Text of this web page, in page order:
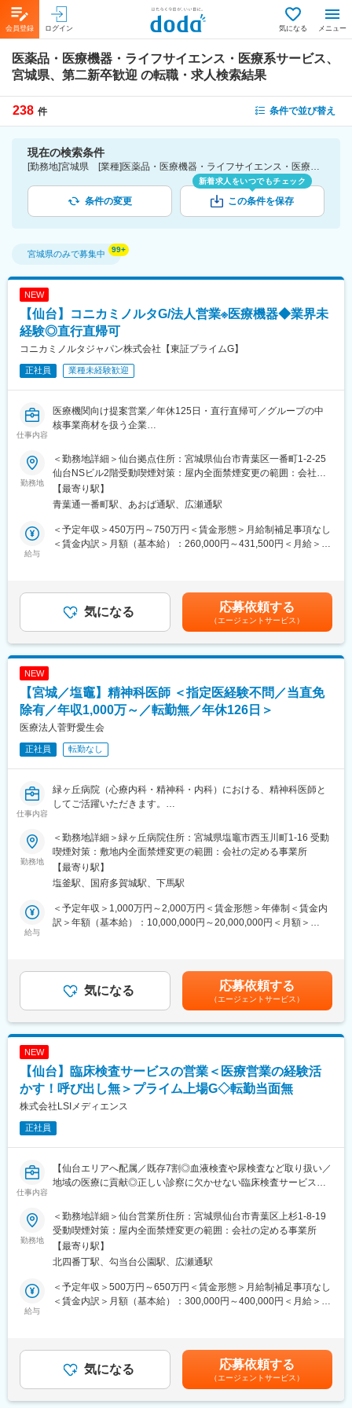
会員登録 ログイン 気になる メニュー
医薬品・医療機器・ライフサイエンス・医療系サービス、
宮城県、第二新卒歓迎 の転職・求人検索結果
238 件 条件で並び替え
現在の検索条件
[勤務地]宮城県 [業種]医薬品・医療機器・ライフサイエンス・医療系サービス [詳細条件](募集・採用情報)第二新卒歓迎
条件の変更
新着求人をいつでもチェック
この条件を保存
宮城県のみで募集中
NEW
【仙台】コニカミノルタG/法人営業※医療機器◆業界未
経験◎直行直帰可
コニカミノルタジャパン株式会社【東証プライムG】
正社員 業種未経験歓迎
仕事内容
医療機関向け提案営業／年休125日・直行直帰可／グループの中
核事業商材を扱う企業
担当エリアの病院や代理店向けに、健康診断やレントゲン検査、
エコー検査などで使われる診断機器・医療機器の提案をお任せし
ます。
※1日に5～6件の病院、クリニックを訪問
■担当商材
国内市場でトップクラスのシェアを誇るレントゲン機器「カセッ
テ型DR」など、業界でも注目されている動態解析等の最新のソリ
テムなど
■1日の流れ（一例）
18：00～ Eクリニックで商談
18：30～ 自宅へ直帰
■キャリアパス：
担っていただくことも期待しています。
チャレンジが可能です。
また、開催期間は不定期となりますがグループ企業を横断した公
■業界未経験でも安心
入社後1週間のオリエンテーションを実施し、その後は支店の営業
メンバーに同行していただきます。
また、定期的に製品の勉強会も実施し、知識のアップデートが可
過去入社者には、アパレル業界の法人営業・リハビリ関連の営業
経験者などがおり、業界未経験でもしっかりご活躍いただける環
である情報機器、医療機器、産業用計測機器などの販売・サービ
ス提供を行う日本国内の事業会社です。オフィスや医療など様々
なお客様との接点を担いデジタルイメージング（画像・データ）
No.1の「カラー複合機」や世界トップクラスのシェアの「デジタ
機器「カセッテ型DR」などを取り扱っております。
変更の範囲：会社の定める業務
勤務地
＜勤務地詳細＞仙台拠点住所：宮城県仙台市青葉区一番町1-2-25
仙台NSビル2階受動喫煙対策：屋内全面禁煙変更の範囲：会社の
定める事業所
【最寄り駅】
青葉通一番町駅、あおば通駅、広瀬通駅
給与
＜予定年収＞450万円～750万円＜賃金形態＞月給制補足事項なし
＜賃金内訳＞月額（基本給）：260,000円～431,500円＜月給＞
目安の金額であり、選考を通じて上下する可能性があります。月
給(月額)は固定手当を含めた表記です。
気になる 応募依頼する
（エージェントサービス）
NEW
【宮城／塩竈】精神科医師 ＜指定医経験不問／当直免
除有／年収1,000万～／転勤無／年休126日＞
医療法人菅野愛生会
正社員 転勤なし
仕事内容
緑ヶ丘病院（心療内科・精神科・内科）における、精神科医師と
してご活躍いただきます。
（1）外来担当がある日：
・外来3コマ（新患外来1コマ・再来外来2コマ）／病棟管理（主
治医として担当していただきます）
・半日で5～20名の外来患者の診察を行うほか、30～40名の入院
患者の主治医をお任せいたします。
・総病床数は、291床のうち250床が稼働中であり、現在214名の
入院患者に対して、常勤・非常勤の医師と連携をとって対応をい
・病棟には最低1回顔を出していただきます（精神療法、入院して
いる患者さんへのフォローなど）
■入社後のフォロー：入社後は、先輩医師が実務面のフォローをし
■働き方：外部の先生が土曜日を担当することが多いので、基本的
には土日休みです。土曜日出勤の場合は手当の支給や代休を取得
していただきます。月に2回程度、当直を担当していただける方を
な社風によって、働いている方が明るく、病院見学時には事務
員、看護師、医師が声をかけてくれる雰囲気が醸成されていま
・前職が内科医師だった方が、開業医になるために精神科医の勉
強を兼ねて入社し活躍しているため、未経験からもご活躍可能で
す。
勤務地
＜勤務地詳細＞緑ヶ丘病院住所：宮城県塩竈市西玉川町1-16 受動
喫煙対策：敷地内全面禁煙変更の範囲：会社の定める事業所
【最寄り駅】
塩釜駅、国府多賀城駅、下馬駅
給与
＜予定年収＞1,000万円～2,000万円＜賃金形態＞年俸制＜賃金内
訳＞年額（基本給）：10,000,000円～20,000,000円＜月額＞
気になる 応募依頼する
（エージェントサービス）
NEW
【仙台】臨床検査サービスの営業＜医療営業の経験活
かす！呼び出し無＞プライム上場G◇転勤当面無
株式会社LSIメディエンス
正社員
仕事内容
【仙台エリアへ配属／既存7割◎血液検査や尿検査など取り扱い／
地域の医療に貢献◎正しい診察に欠かせない臨床検査サービスを
■職務内容：
医療機関へ訪問し、臨床検査（血液検査や尿検査など）受託サー
ビスの提案をお任せします。
＜当社の臨床検査受託サービスについて＞
医療機関が、正確で迅速な“診断”を行うための第一歩となるのが、
尿検査や血液検査、病理検査などの「臨床検査」です。「病院内
当社のサービスは、病気の予防や早期発見、治療に貢献しており
ます。
勤務地
＜勤務地詳細＞仙台営業所住所：宮城県仙台市青葉区上杉1-8-19
受動喫煙対策：屋内全面禁煙変更の範囲：会社の定める事業所
【最寄り駅】
北四番丁駅、勾当台公園駅、広瀬通駅
給与
＜予定年収＞500万円～650万円＜賃金形態＞月給制補足事項なし
＜賃金内訳＞月額（基本給）：300,000円～400,000円＜月給＞
あり、選考を通じて上下する可能性があります。月給(月額)は固定
手当を含めた表記です。
気になる 応募依頼する
（エージェントサービス）